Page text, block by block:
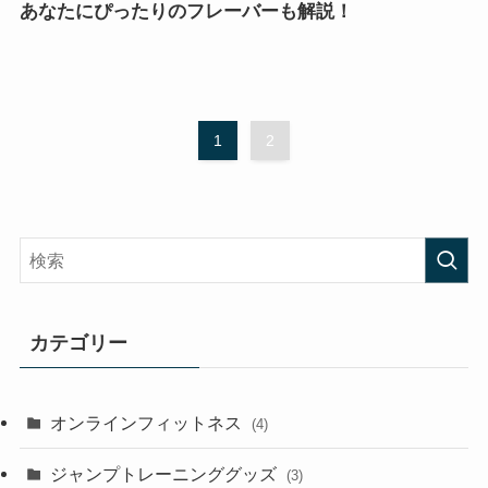
あなたにぴったりのフレーバーも解説！
1 2
カテゴリー
オンラインフィットネス (4)
ジャンプトレーニンググッズ (3)